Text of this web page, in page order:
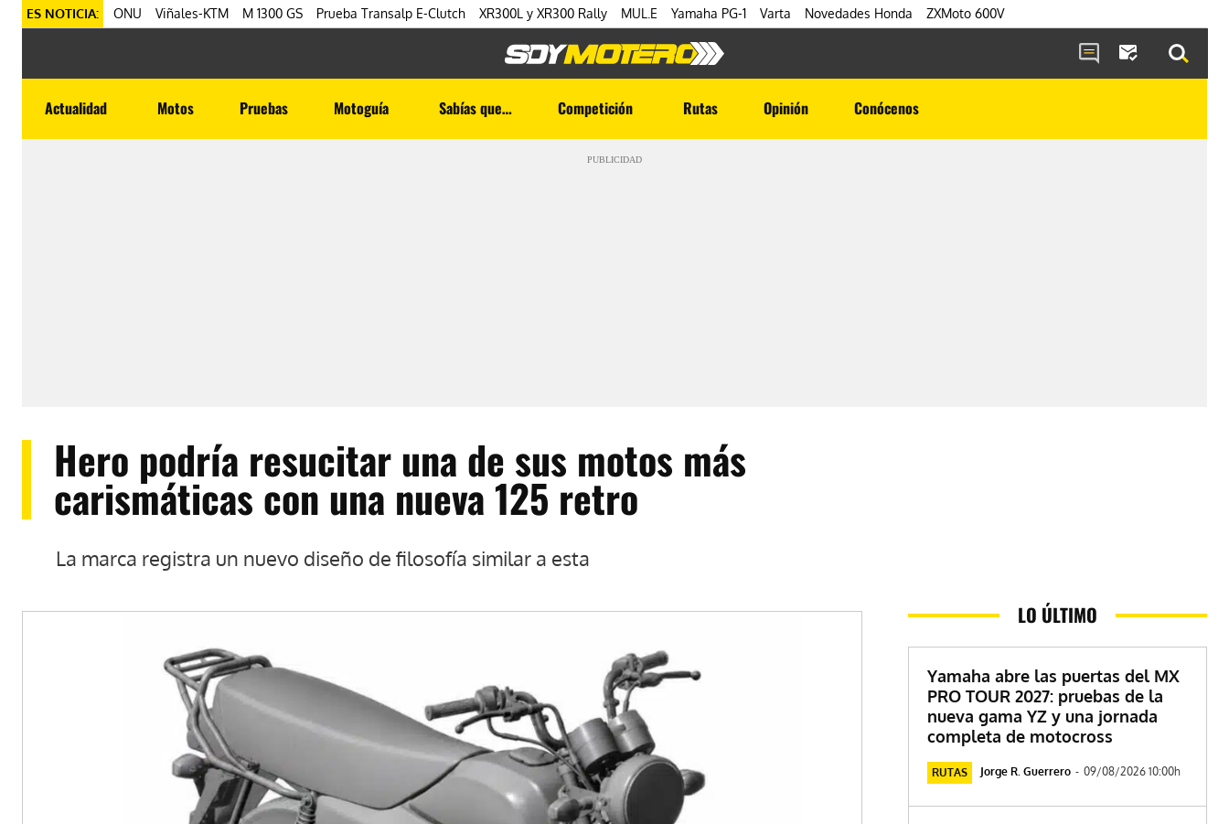
ES NOTICIA: ONU Viñales-KTM M 1300 GS Prueba Transalp E-Clutch XR300L y XR300 Rally MUL.E Yamaha PG-1 Varta Novedades Honda ZXMoto 600V
Actualidad Motos Pruebas Motoguía Sabías que… Competición Rutas Opinión Conócenos
PUBLICIDAD
Hero podría resucitar una de sus motos más
carismáticas con una nueva 125 retro
La marca registra un nuevo diseño de filosofía similar a esta
LO ÚLTIMO
Yamaha abre las puertas del MX
PRO TOUR 2027: pruebas de la
nueva gama YZ y una jornada
completa de motocross
RUTAS Jorge R. Guerrero - 09/08/2026 10:00h